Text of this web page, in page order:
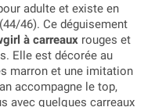
adulte et existe en
46). Ce déguisement
à carreaux rouges et
Elle est décorée au
marron et une imitation
accompagne le top,
avec quelques carreaux